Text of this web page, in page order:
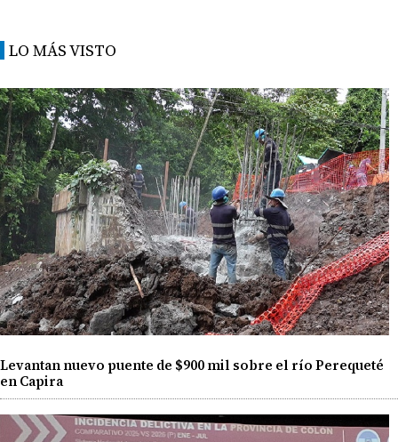
LO MÁS VISTO
Levantan nuevo puente de $900 mil sobre el río Perequeté
en Capira